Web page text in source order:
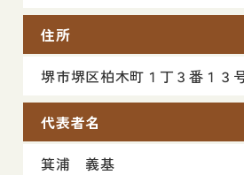
住所
堺市堺区柏木町１丁３番１３
代表者名
箕浦 義基